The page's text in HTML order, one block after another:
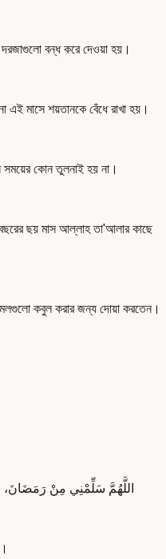
দরজাগুলো বন্ধ করে দেওয়া হয়।
এই মাসে শয়তানকে বেঁধে রাখা হয়।
কোন তুলনাই হয় না।
ছয় মাস আল্লাহ তা'আলার কাছে
কবুল করার জন্য দোয়া করতেন।
اللَّهُمَّ سَلِّمْنِي مِنْ